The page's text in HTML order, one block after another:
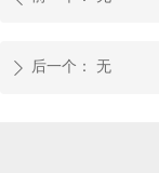
ꄲ 后一个： 无